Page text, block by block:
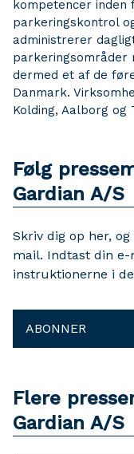
kompetencer inden
parkeringskontrol
administrerer
parkeringsområder
dermed et af de
Danmark.
Kolding, Aalborg og
Følg
Gardian A/S
Skriv dig op her,
mail. Indtast din e-
instruktionerne i
ABONNER
Flere
Gardian A/S